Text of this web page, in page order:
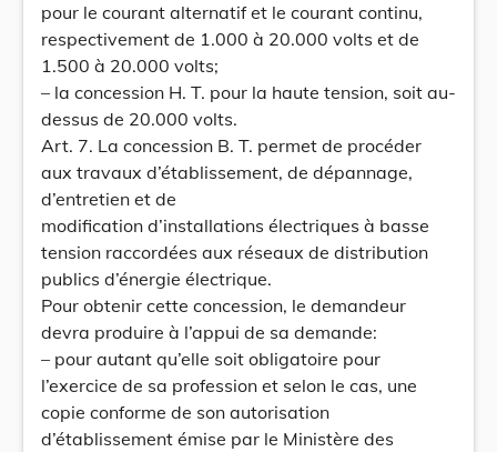
pour le courant alternatif et le courant continu,
respectivement de 1.000 à 20.000 volts et de
1.500 à 20.000 volts;
– la concession H. T. pour la haute tension, soit au-
dessus de 20.000 volts.
Art. 7. La concession B. T. permet de procéder
aux travaux d’établissement, de dépannage,
d’entretien et de
modification d’installations électriques à basse
tension raccordées aux réseaux de distribution
publics d’énergie électrique.
Pour obtenir cette concession, le demandeur
devra produire à l’appui de sa demande:
– pour autant qu’elle soit obligatoire pour
l’exercice de sa profession et selon le cas, une
copie conforme de son autorisation
d’établissement émise par le Ministère des